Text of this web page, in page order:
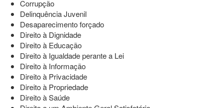
Corrupção
Delinquência Juvenil
Desaparecimento forçado
Direito à Dignidade
Direito à Educação
Direito à Igualdade perante a Lei
Direito à Informação
Direito à Privacidade
Direito à Propriedade
Direito à Saúde